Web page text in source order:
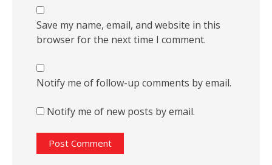
Save my name, email, and website in this
browser for the next time I comment.
Notify me of follow-up comments by email.
Notify me of new posts by email.